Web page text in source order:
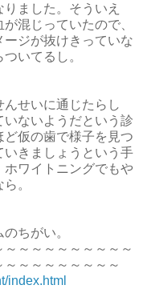
ました。そういえ
混じっていたので、
ジが抜けきっていな
いてるし。
せいに通じたらし
いないようだという診
仮の歯で様子を見つ
きましょうという手
ワイトニングでもや
。
ちがい。
～～～～～～～～～
～～～～～～～～
index.html